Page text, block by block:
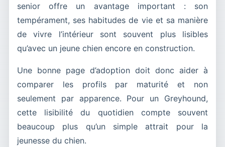
senior offre un avantage important : son
tempérament, ses habitudes de vie et sa manière
de vivre l’intérieur sont souvent plus lisibles
qu’avec un jeune chien encore en construction.
Une bonne page d’adoption doit donc aider à
comparer les profils par maturité et non
seulement par apparence. Pour un Greyhound,
cette lisibilité du quotidien compte souvent
beaucoup plus qu’un simple attrait pour la
jeunesse du chien.